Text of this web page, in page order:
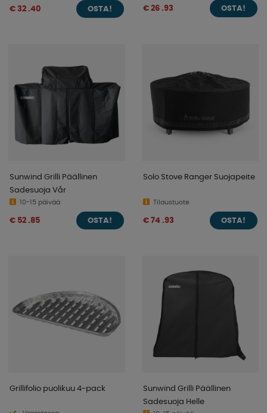
€ 32 .40 OSTA! € 26 .93 OSTA!
Sunwind Grilli Päällinen
Sadesuoja Vår
10-15 päivää
€ 52 .85 OSTA!
Solo Stove Ranger Suojapeite
Tilaustuote
€ 74 .93 OSTA!
Grillifolio puolikuu 4-pack
Sunwind Grilli Päällinen
Sadesuoja Helle